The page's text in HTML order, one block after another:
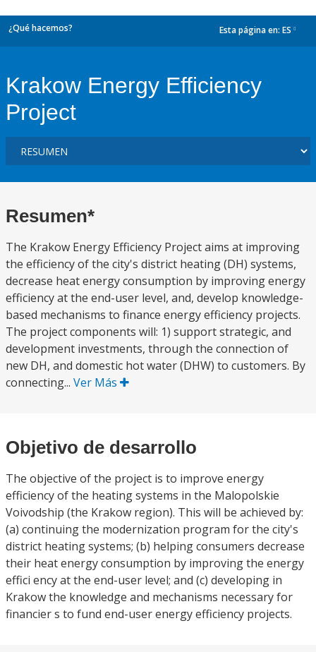
¿Qué hacemos? Esta página en: ES
Krakow Energy Efficiency
Project
Resumen*
The Krakow Energy Efficiency Project aims at improving
the efficiency of the city's district heating (DH) systems,
decrease heat energy consumption by improving energy
efficiency at the end-user level, and, develop knowledge-
based mechanisms to finance energy efficiency projects.
The project components will: 1) support strategic, and
development investments, through the connection of
new DH, and domestic hot water (DHW) to customers. By
connecting... Ver Más
Objetivo de desarrollo
The objective of the project is to improve energy
efficiency of the heating systems in the Malopolskie
Voivodship (the Krakow region). This will be achieved by:
(a) continuing the modernization program for the city's
district heating systems; (b) helping consumers decrease
their heat energy consumption by improving the energy
effici ency at the end-user level; and (c) developing in
Krakow the knowledge and mechanisms necessary for
financier s to fund end-user energy efficiency projects.